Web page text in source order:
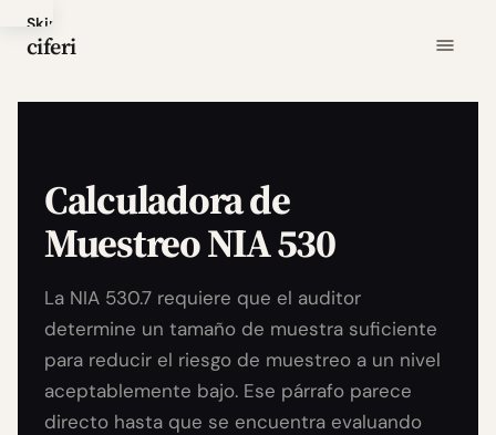
Skip
to
ciferi
Calculadora de
Muestreo NIA 530
La NIA 530.7 requiere que el auditor
determine un tamaño de muestra suficiente
para reducir el riesgo de muestreo a un nivel
aceptablemente bajo. Ese párrafo parece
directo hasta que se encuentra evaluando